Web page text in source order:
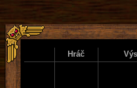
Hráč